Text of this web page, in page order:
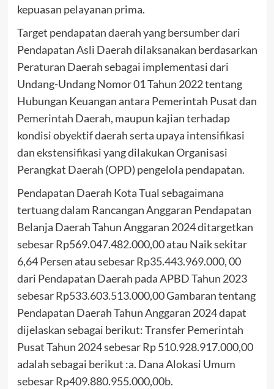
kepuasan pelayanan prima.
Target pendapatan daerah yang bersumber dari
Pendapatan Asli Daerah dilaksanakan berdasarkan
Peraturan Daerah sebagai implementasi dari
Undang-Undang Nomor 01 Tahun 2022 tentang
Hubungan Keuangan antara Pemerintah Pusat dan
Pemerintah Daerah, maupun kajian terhadap
kondisi obyektif daerah serta upaya intensifikasi
dan ekstensifikasi yang dilakukan Organisasi
Perangkat Daerah (OPD) pengelola pendapatan.
Pendapatan Daerah Kota Tual sebagaimana
tertuang dalam Rancangan Anggaran Pendapatan
Belanja Daerah Tahun Anggaran 2024 ditargetkan
sebesar Rp569.047.482.000,00 atau Naik sekitar
6,64 Persen atau sebesar Rp35.443.969.000, 00
dari Pendapatan Daerah pada APBD Tahun 2023
sebesar Rp533.603.513.000,00 Gambaran tentang
Pendapatan Daerah Tahun Anggaran 2024 dapat
dijelaskan sebagai berikut: Transfer Pemerintah
Pusat Tahun 2024 sebesar Rp 510.928.917.000,00
adalah sebagai berikut :a. Dana Alokasi Umum
sebesar Rp409.880.955.000,00b.